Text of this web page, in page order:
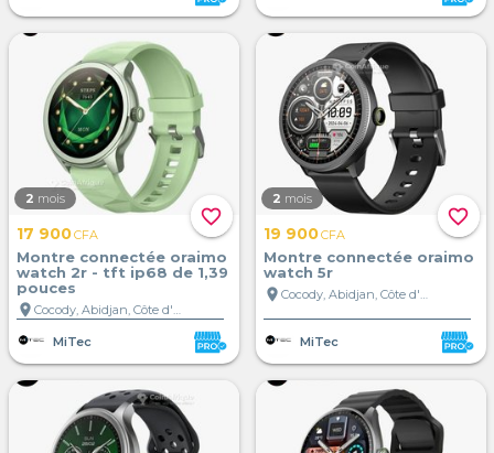
favorite_border
2 mois
17 900CFA
Montre connectée oraimo
watch 2r - tft ip68 de 1,39
pouces
location_on
Cocody, Abidjan, Côte d'Ivoire
MiTec
favorite_border
2 mois
19 900CFA
Montre connectée oraimo
watch 5r
location_on
Cocody, Abidjan, Côte d'Ivoire
MiTec